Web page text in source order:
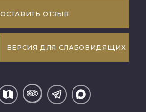
ОСТАВИТЬ ОТЗЫВ
ВЕРСИЯ ДЛЯ СЛАБОВИДЯЩИХ